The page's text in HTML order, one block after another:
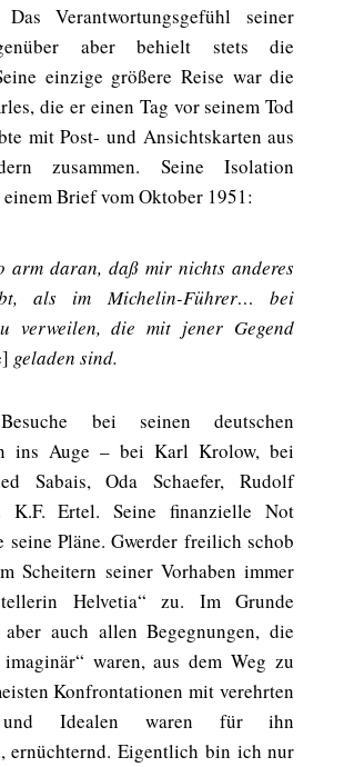
Das Verantwortungsgefühl seiner
aber behielt stets die
einzige größere Reise war die
die er einen Tag vor seinem Tod
mit Post- und Ansichtskarten aus
zusammen. Seine Isolation
Brief vom Oktober 1951:
arm daran, daß mir nichts anderes
als im Michelin-Führer… bei
verweilen, die mit jener Gegend
geladen sind.
bei seinen deutschen
ins Auge – bei Karl Krolow, bei
Sabais, Oda Schaefer, Rudolf
K.F. Ertel. Seine finanzielle Not
seine Pläne. Gwerder freilich schob
Scheitern seiner Vorhaben immer
Helvetia“ zu. Im Grunde
auch allen Begegnungen, die
waren, aus dem Weg zu
Konfrontationen mit verehrten
und Idealen waren für ihn
ernüchternd. Eigentlich bin ich nur